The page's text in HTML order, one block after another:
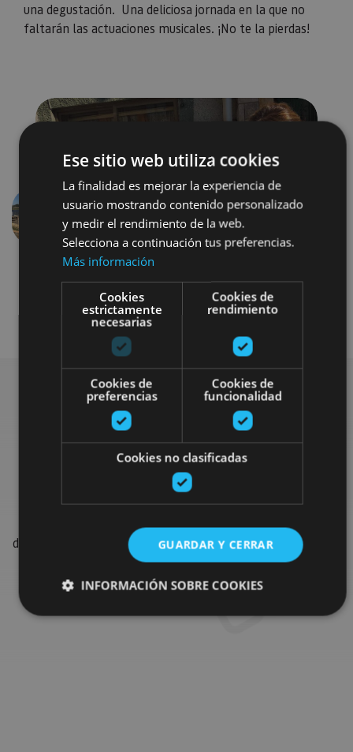
una degustación. Una deliciosa jornada en la que no
faltarán las actuaciones musicales. ¡No te la pierdas!
Anterior
Busca más fiestas y
eventos
Encuentra las fiestas, espectáculos y los eventos más
destacados de la agenda para completar tu viaje en Navarra.
Ir al buscador de agenda
Ese sitio web utiliza cookies
La finalidad es mejorar la experiencia de
usuario mostrando contenido personalizado
y medir el rendimiento de la web.
Selecciona a continuación tus preferencias.
Más información
Cookies
estrictamente
necesarias
Cookies de
rendimiento
Cookies de
preferencias
Cookies de
funcionalidad
Cookies no clasificadas
GUARDAR Y CERRAR
INFORMACIÓN SOBRE COOKIES